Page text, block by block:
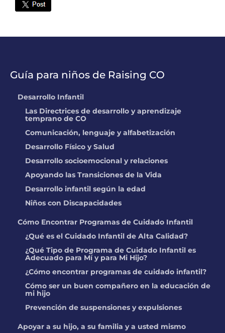
Springs, CO
Springs, CO
Anne Odegard
UBICACIÓN:13501 W 65th Ave, Arvada,
RIO MARQUEZ
UBICACIÓN:104 CORONA AVENUE,
WIGGINS, CO
Meredith Widmark
Milliken, CO
UBICACIÓN:12700 Lynnfield DR,
Englewood, CO
Childrens Lighthouse
Twitter
Guía para niños de Raising CO
Desarrollo Infantil
Las Directrices de desarrollo y aprendizaje
temprano de CO
Comunicación, lenguaje y alfabetización
Desarrollo Físico y Salud
Desarrollo socioemocional y relaciones
Apoyando las Transiciones de la Vida
Desarrollo infantil según la edad
Niños con Discapacidades
Cómo Encontrar Programas de Cuidado Infantil
¿Qué es el Cuidado Infantil de Alta Calidad?
¿Qué Tipo de Programa de Cuidado Infantil es
Adecuado para Mí y para Mi Hijo?
¿Cómo encontrar programas de cuidado infantil?
Cómo ser un buen compañero en la educación de
mi hijo
Prevención de suspensiones y expulsiones
Apoyar a su hijo, a su familia y a usted mismo